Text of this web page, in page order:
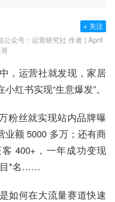
公众号：运营研究社 作者 | April
+ 关注
，运营社就发现，家居
红书实现“生意爆发”。
粉丝就实现站内品牌曝
业额 5000 多万；还有商
400+，一年成功变现
目*名……
如何在大流量赛道快速